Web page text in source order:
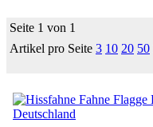
Seite 1 von 1
Artikel pro Seite 3 10 20 50